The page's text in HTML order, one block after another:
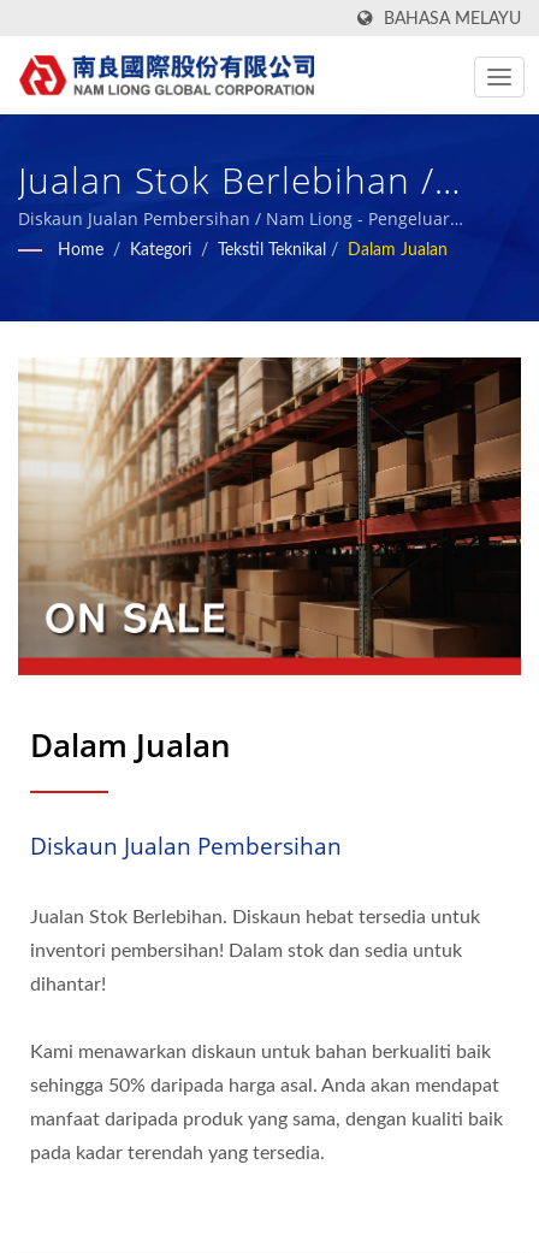
BAHASA MELAYU
Jualan Stok Berlebihan /
Nam Liong - Pengeluar
Profesional.
Diskaun Jualan Pembersihan / Nam Liong - Pengeluar
Komposit Buih Polimer Profesional.
Home / Kategori / Tekstil Teknikal / Dalam Jualan
Dalam Jualan
Diskaun Jualan Pembersihan
Jualan Stok Berlebihan. Diskaun hebat tersedia untuk
inventori pembersihan! Dalam stok dan sedia untuk
dihantar!
Kami menawarkan diskaun untuk bahan berkualiti baik
sehingga 50% daripada harga asal. Anda akan mendapat
manfaat daripada produk yang sama, dengan kualiti baik
pada kadar terendah yang tersedia.